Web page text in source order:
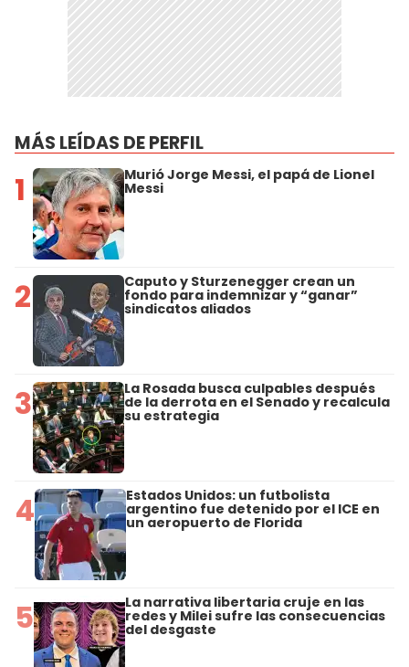
MÁS LEÍDAS DE PERFIL
1 Murió Jorge Messi, el papá de Lionel
Messi
2 Caputo y Sturzenegger crean un
fondo para indemnizar y “ganar”
sindicatos aliados
3 La Rosada busca culpables después
de la derrota en el Senado y recalcula
su estrategia
4 Estados Unidos: un futbolista
argentino fue detenido por el ICE en
un aeropuerto de Florida
5 La narrativa libertaria cruje en las
redes y Milei sufre las consecuencias
del desgaste